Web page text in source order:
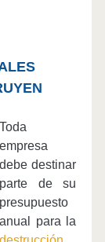
Toda
empresa
debe destinar
parte de su
presupuesto
anual para la